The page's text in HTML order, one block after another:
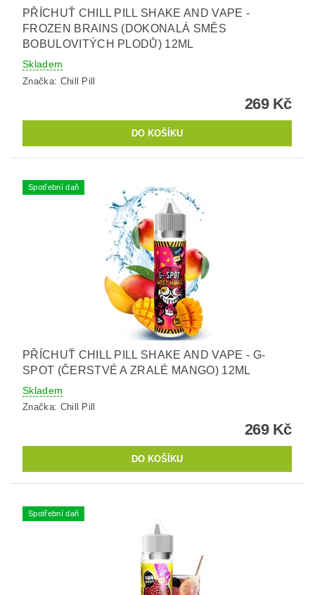
PŘÍCHUŤ CHILL PILL SHAKE AND VAPE -
FROZEN BRAINS (DOKONALÁ SMĚS
BOBULOVITÝCH PLODŮ) 12ML
Skladem
Značka: Chill Pill
269 Kč
Spotřební daň
PŘÍCHUŤ CHILL PILL SHAKE AND VAPE - G-
SPOT (ČERSTVÉ A ZRALÉ MANGO) 12ML
Skladem
Značka: Chill Pill
269 Kč
Spotřební daň